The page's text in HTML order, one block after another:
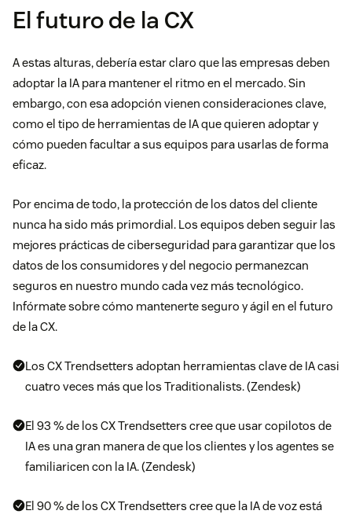
El futuro de la CX
A estas alturas, debería estar claro que las empresas deben
adoptar la IA para mantener el ritmo en el mercado. Sin
embargo, con esa adopción vienen consideraciones clave,
como el tipo de herramientas de IA que quieren adoptar y
cómo pueden facultar a sus equipos para usarlas de forma
eficaz.
Por encima de todo, la protección de los datos del cliente
nunca ha sido más primordial. Los equipos deben seguir las
mejores prácticas de ciberseguridad para garantizar que los
datos de los consumidores y del negocio permanezcan
seguros en nuestro mundo cada vez más tecnológico.
Infórmate sobre cómo mantenerte seguro y ágil en el futuro
de la CX.
Los CX Trendsetters adoptan herramientas clave de IA casi
cuatro veces más que los Traditionalists. (Zendesk)
El 93 % de los CX Trendsetters cree que usar copilotos de
IA es una gran manera de que los clientes y los agentes se
familiaricen con la IA. (Zendesk)
El 90 % de los CX Trendsetters cree que la IA de voz está